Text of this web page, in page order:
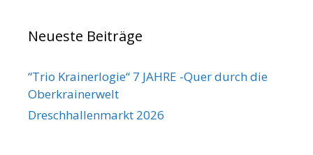
Neueste Beiträge
“Trio Krainerlogie“ 7 JAHRE -Quer durch die
Oberkrainerwelt
Dreschhallenmarkt 2026